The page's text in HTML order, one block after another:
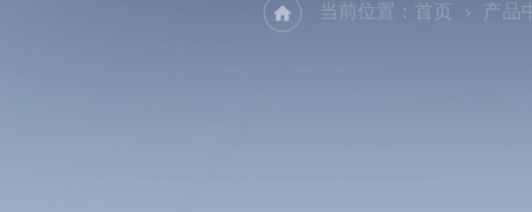
当前位置： 首页 产品